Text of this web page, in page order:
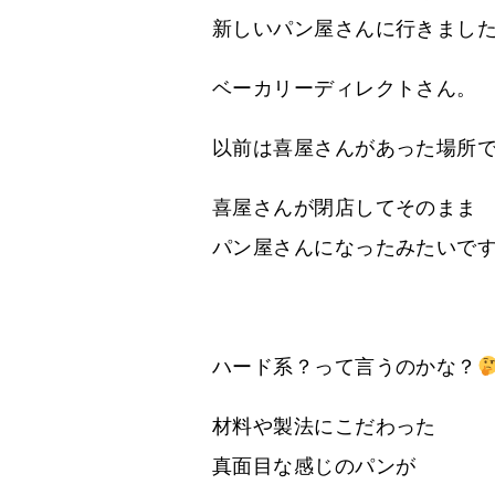
新しいパン屋さんに行きました
ベーカリーディレクトさん。
以前は喜屋さんがあった場所で
喜屋さんが閉店してそのまま
パン屋さんになったみたいです
ハード系？って言うのかな？
材料や製法にこだわった
真面目な感じのパンが